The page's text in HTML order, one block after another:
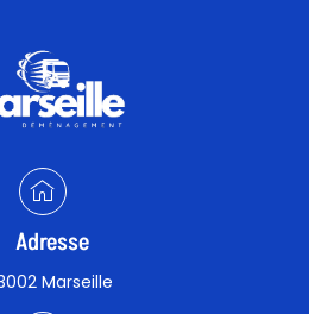
Adresse
Marseille